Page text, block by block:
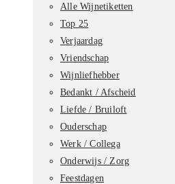
Alle Wijnetiketten
Top 25
Verjaardag
Vriendschap
Wijnliefhebber
Bedankt / Afscheid
Liefde / Bruiloft
Ouderschap
Werk / Collega
Onderwijs / Zorg
Feestdagen